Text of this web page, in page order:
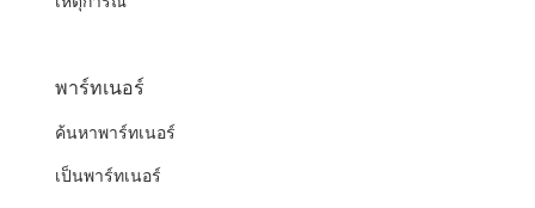
พาร์ทเนอร์
ค้นหาพาร์ทเนอร์
เป็นพาร์ทเนอร์